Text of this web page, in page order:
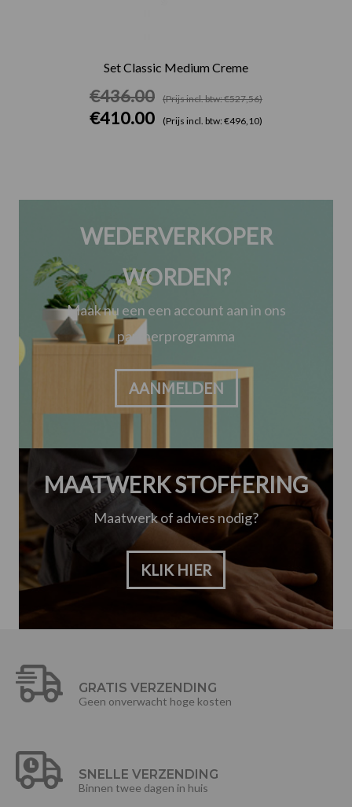
Set Classic Medium Creme
€436.00 (Prijs incl. btw: €527,56)
€410.00 (Prijs incl. btw: €496,10)
WEDERVERKOPER
WORDEN?
Maak nu een een account aan in ons
partnerprogramma
AANMELDEN
MAATWERK STOFFERING
Maatwerk of advies nodig?
KLIK HIER
GRATIS VERZENDING
Geen onverwacht hoge kosten
SNELLE VERZENDING
Binnen twee dagen in huis